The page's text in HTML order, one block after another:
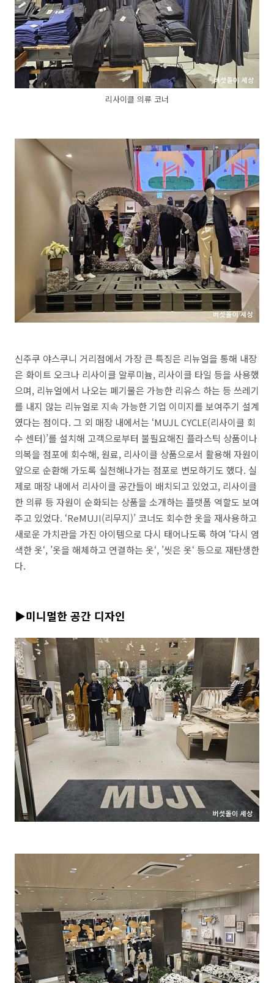
리사이클 의류 코너
신주쿠 야스쿠니 거리점에서 가장 큰 특징은 리뉴얼을 통해 내장
은 화이트 오크나 리사이클 알루미늄, 리사이클 타일 등을 사용했
으며, 리뉴얼에서 나오는 폐기물은 가능한 리유스 하는 등 쓰레기
를 내지 않는 리뉴얼로 지속 가능한 기업 이미지를 보여주기 설계
였다는 점이다. 그 외 매장 내에서는 ‘MUJL CYCLE(리사이클 회
수 센터)’를 설치해 고객으로부터 불필요해진 플라스틱 상품이나
의복을 점포에 회수해, 원료, 리사이클 상품으로서 활용해 자원이
앞으로 순환해 가도록 실천해나가는 점포로 변모하기도 했다. 실
제로 매장 내에서 리사이클 공간들이 배치되고 있었고, 리사이클
한 의류 등 자원이 순화되는 상품을 소개하는 플랫폼 역할도 보여
주고 있었다. ‘ReMUJI(리무지)’ 코너도 회수한 옷을 재사용하고
새로운 가치관을 가진 아이템으로 다시 태어나도록 하여 ‘다시 염
색한 옷‘, ’옷을 해체하고 연결하는 옷‘, ’씻은 옷‘ 등으로 재탄생한
다.
▶미니멀한 공간 디자인